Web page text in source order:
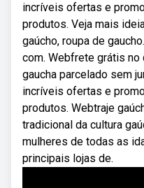
incríveis ofertas e
produtos. Veja mais
gaúcho, roupa de
com. Webfrete grátis no
gaucha parcelado sem
incríveis ofertas e
produtos. Webtraje
tradicional da cultura
mulheres de todas as
principais lojas de.